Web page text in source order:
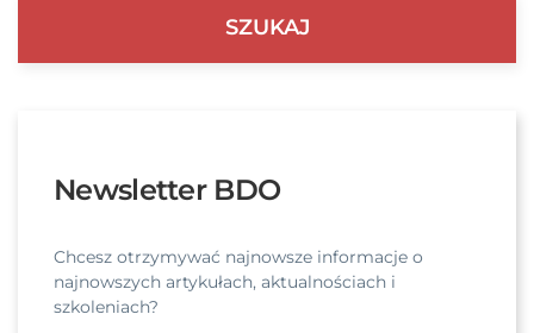
Newsletter BDO
Chcesz otrzymywać najnowsze informacje o
najnowszych artykułach, aktualnościach i
szkoleniach?